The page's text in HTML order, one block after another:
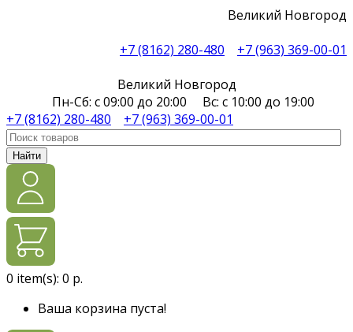
Великий Новгород
+7 (8162) 280-480
+7 (963) 369-00-01
Великий Новгород
Пн-Сб: с 09:00 до 20:00 Вс: с 10:00 до 19:00
+7 (8162) 280-480
+7 (963) 369-00-01
Найти
0 item(s): 0 р.
Ваша корзина пуста!